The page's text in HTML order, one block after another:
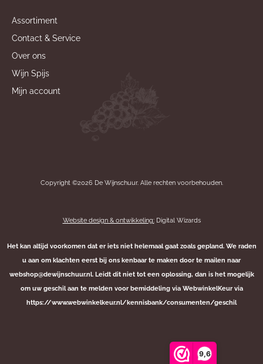
9,6
Assortiment
Contact & Service
Over ons
Wijn Spijs
Mijn account
Copyright ©2026 De Wijnschuur. Alle rechten voorbehouden.
Website design & ontwikkeling:Digital Wizards
Het kan altijd voorkomen dat er iets niet helemaal gaat zoals gepland. We raden
u aan om klachten eerst bij ons kenbaar te maken door te mailen naar
webshop@dewijnschuur.nl. Leidt dit niet tot een oplossing, dan is het mogelijk
om uw geschil aan te melden voor bemiddeling via WebwinkelKeur via
https://www.webwinkelkeur.nl/kennisbank/consumenten/geschil